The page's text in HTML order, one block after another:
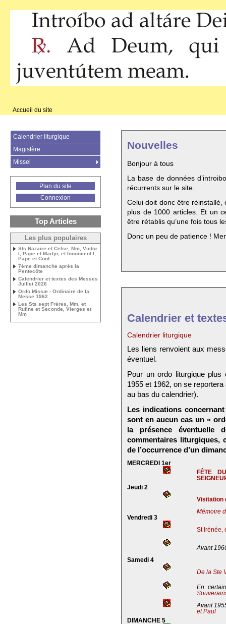
Accueil du site
Nouvelles
Bonjour à tous
La base de données
récurrents sur le site.
Celui doit donc être
plus de 1000 articles. Et un
être rétablis qu’une fois tous
Donc un peu de patience !
Calendrier et
Calendrier liturgique
Les liens renvoient aux
éventuel.
Pour un ordo liturgique plus
1955 et 1962, on se
au bas du calendrier).
Les indications
sont en aucun cas un «
la présence éventuelle
commentaires liturgiques,
de l’occurrence d’un
MERCREDI 1er
FÊTE
Jeudi 2
Visitation
Mémoire
Vendredi 3
St Irénée,
Avant
Samedi 4
De la Ste
En
Avant
et Paul
DIMANCHE 5
Calendrier liturgique
Magistère
Missel
Plan du site
Connexion
Top Articles
Les plus populaires
Sts Nazaire et Celse, Mm, Victor
I, Pape et Martyr, et Innoncent I,
Pape et Conf.
7ème dimanche après la
Pentecôte
Calendrier et textes des Messes
Juillet 2026
Ordo Missæ - Ordinaire de la
Messe 1962
Les Sts sept Frères, Mm, et
Rufine et Seconde, Vierges et
Mm